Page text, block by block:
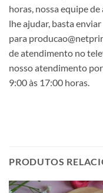
horas, nossa equipe
lhe ajudar, basta
para
de atendimento no
nosso atendimento
9:00 às 17:00 horas.
PRODUTOS